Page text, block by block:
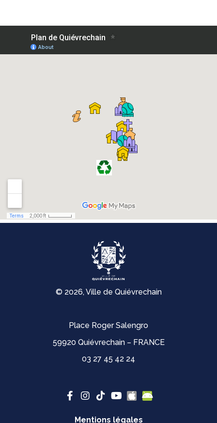
© 2026, Ville de Quiévrechain
Place Roger Salengro
59920 Quiévrechain – FRANCE
03 27 45 42 24
Mentions légales